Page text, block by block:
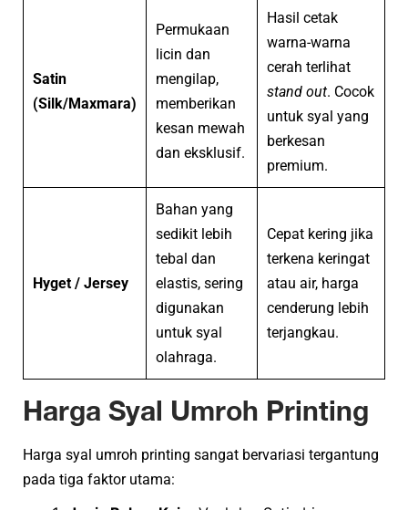
Satin
(Silk/Maxmara)
Permukaan
licin dan
mengilap,
memberikan
kesan mewah
dan eksklusif.
Hasil cetak
warna-warna
cerah terlihat
stand out. Cocok
untuk syal yang
berkesan
premium.
Hyget / Jersey
Bahan yang
sedikit lebih
tebal dan
elastis, sering
digunakan
untuk syal
olahraga.
Cepat kering jika
terkena keringat
atau air, harga
cenderung lebih
terjangkau.
Harga Syal Umroh Printing
Harga syal umroh printing sangat bervariasi tergantung
pada tiga faktor utama: